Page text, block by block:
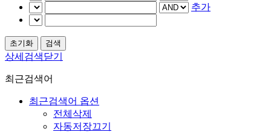
추가
상세검색닫기
최근검색어
최근검색어 옵션
전체삭제
자동저장끄기